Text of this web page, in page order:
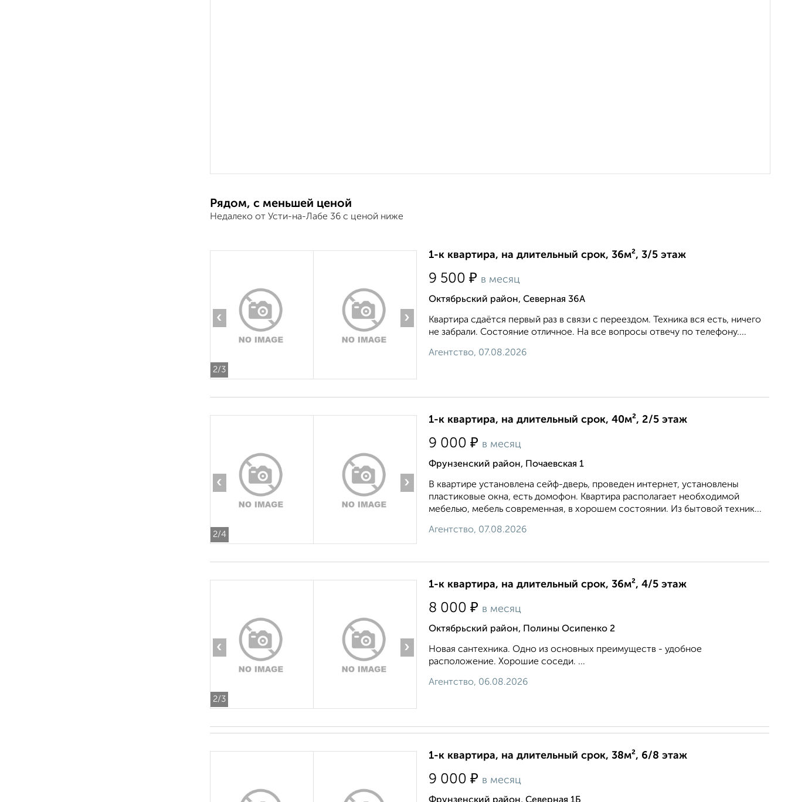
Рядом, с меньшей ценой
Недалеко от Усти-на-Лабе 36 с ценой ниже
2/3
‹ ›
1-к квартира, на длительный срок, 36м², 3/5 этаж
9 500 ₽ в месяц
Октябрьский район, Северная 36А
Квартира сдаётся первый раз в связи с переездом. Техника вся есть, ничего
не забрали. Состояние отличное. На все вопросы отвечу по телефону....
Агентство, 07.08.2026
2/4
‹ ›
1-к квартира, на длительный срок, 40м², 2/5 этаж
9 000 ₽ в месяц
Фрунзенский район, Почаевская 1
В квартире установлена сейф-дверь, проведен интернет, установлены
пластиковые окна, есть домофон. Квартира располагает необходимой
мебелью, мебель современная, в хорошем состоянии. Из бытовой техник...
Агентство, 07.08.2026
2/3
‹ ›
1-к квартира, на длительный срок, 36м², 4/5 этаж
8 000 ₽ в месяц
Октябрьский район, Полины Осипенко 2
Новая сантехника. Одно из основных преимуществ - удобное
расположение. Хорошие соседи. ...
Агентство, 06.08.2026
1-к квартира, на длительный срок, 38м², 6/8 этаж
9 000 ₽ в месяц